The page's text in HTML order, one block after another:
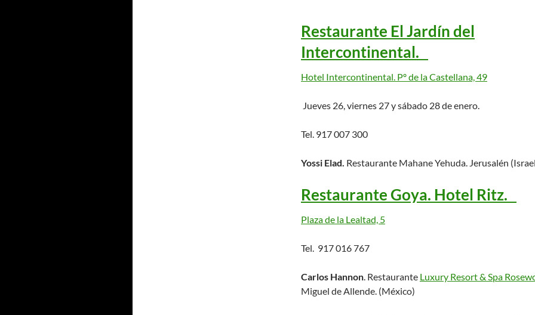
Restaurante El Jardín del
Intercontinental.
Hotel Intercontinental. Pº de la Castellana, 49
Jueves 26, viernes 27 y sábado 28 de enero.
Tel. 917 007 300
Yossi Elad. Restaurante Mahane Yehuda. Jerusalén
Restaurante Goya. Hotel Ritz.
Plaza de la Lealtad, 5
Tel. 917 016 767
Carlos Hannon. Restaurante Luxury Resort & Spa
Miguel de Allende. (México)